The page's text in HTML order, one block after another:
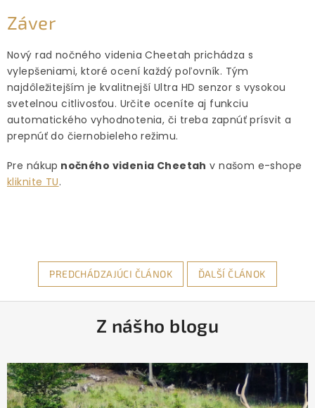
Záver
Nový rad nočného videnia Cheetah prichádza s
vylepšeniami, ktoré ocení každý poľovník. Tým
najdôležitejším je kvalitnejší Ultra HD senzor s vysokou
svetelnou citlivosťou. Určite oceníte aj funkciu
automatického vyhodnotenia, či treba zapnúť prísvit a
prepnúť do čiernobieleho režimu.
Pre nákup nočného videnia Cheetah v našom e-shope
kliknite TU.
PREDCHÁDZAJÚCI ČLÁNOK ĎALŠÍ ČLÁNOK
ä
Z nášho blogu